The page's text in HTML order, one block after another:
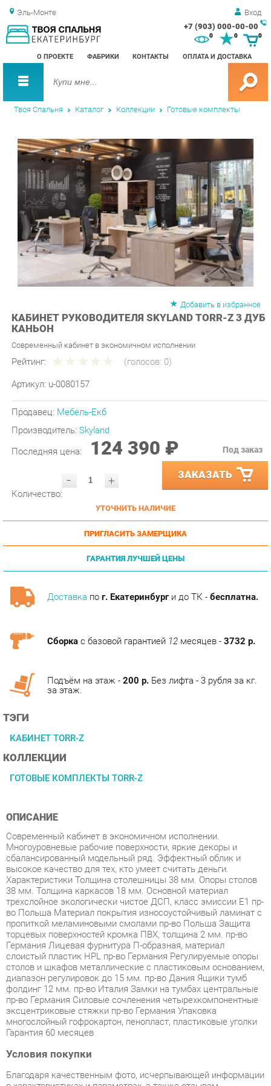
Эль-Монте Вход
+7 (903) 000-00-00
О ПРОЕКТЕ ФАБРИКИ КОНТАКТЫ ОПЛАТА И ДОСТАВКА
0 0
Твоя Спальня Каталог Коллекции Готовые комплекты
КАБИНЕТ РУКОВОДИТЕЛЯ SKYLAND TORR-Z 3 ДУБ
КАНЬОН
Современный кабинет в экономичном исполнении
Рейтинг: (голосов:0)
u-0080157
Производитель:Skyland
Последняя цена: 124 390 ₽
- ЗАКАЗАТЬ
УТОЧНИТЬ НАЛИЧИЕ
ПРИГЛАСИТЬ ЗАМЕРЩИКА
ГАРАНТИЯ ЛУЧШЕЙ ЦЕНЫ
Доставкапог. Екатеринбурги до ТК -бесплатна.
ТЭГИ
ОПИСАНИЕ
Многоуровневые рабочие поверхности, яркие декоры и
сбалансированный модельный ряд. Эффектный облик и
высокое качество для тех, кто умеет считать деньги.
Характеристики Толщина столешницы 38 мм. Опоры столов
38 мм. Толщина каркасов 18 мм. Основной материал
трехслойное экологически чистое ДСП, класс эмиссии Е1 пр-
во Польша Материал покрытия износоустойчивый ламинат с
пропиткой меламиновыми смолами пр-во Польша Защита
торцевых поверхностей кромка ПВХ, толщина 2 мм. пр-во
Германия Лицевая фурнитура П-образная, материал
слоистый пластик HPL пр-во Германия Регулируемые опоры
столов и шкафов металлические с пластиковым основанием,
диапазон регулировок до 15 мм. пр-во Дания Ящики тумб
фолдинг 12 мм. пр-во Италия Замки на тумбах центральные
пр-во Германия Силовые сочленения четырехкомпонентные
эксцентриковые стяжки пр-во Германия Упаковка
многослойный гофрокартон, пенопласт, пластиковые уголки
Гарантия 60 месяцев
Условия покупки
Благодаря качественным фото, исчерпывающей информации
покупателей маркетплэйса «Спальни-Екатеринбург» купить
категории Готовые комплекты производства Skyland с